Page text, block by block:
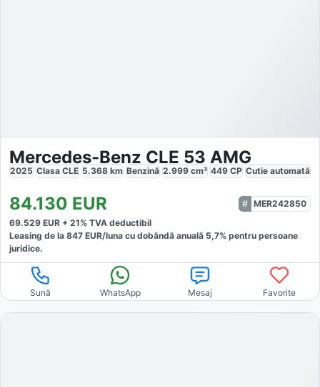
Mercedes-Benz CLE 53 AMG
2025 Clasa CLE 5.368 km Benzină 2.999 cm³ 449 CP Cutie automată
84.130 EUR
MER242850
69.529 EUR + 21% TVA deductibil
Leasing de la 847 EUR/luna cu dobăndă anuală 5,7% pentru persoane
juridice.
Sună WhatsApp Mesaj Favorite